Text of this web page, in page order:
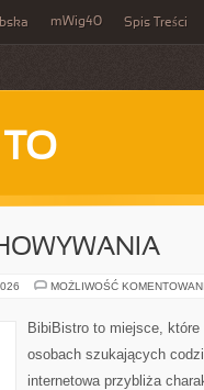
mWig40 Spis Treści
MOŻLIWOŚĆ
BibiBistro to miejsce,
osobach szukających
internetowa przybliża